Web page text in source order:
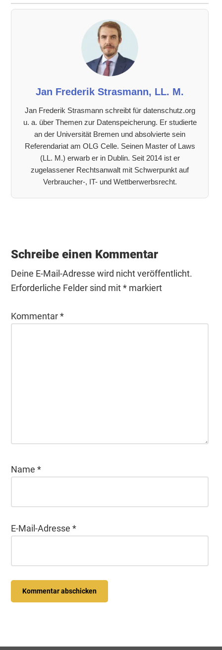
Jan Frederik Strasmann, LL. M.
Jan Frederik Strasmann schreibt für datenschutz.org
u. a. über Themen zur Datenspeicherung. Er studierte
an der Universität Bremen und absolvierte sein
Referendariat am OLG Celle. Seinen Master of Laws
(LL. M.) erwarb er in Dublin. Seit 2014 ist er
zugelassener Rechtsanwalt mit Schwerpunkt auf
Verbraucher-, IT- und Wettberwerbsrecht.
Schreibe einen Kommentar
Deine E-Mail-Adresse wird nicht veröffentlicht.
Erforderliche Felder sind mit* markiert
Kommentar*
Name*
E-Mail-Adresse*